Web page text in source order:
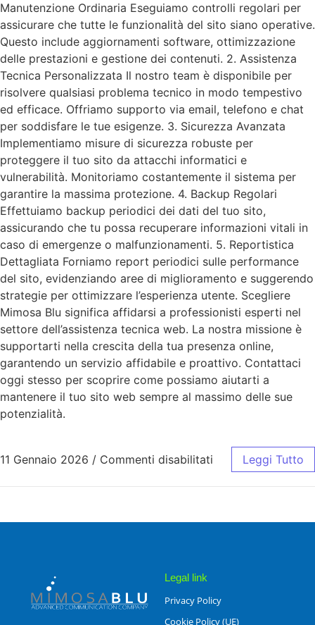
Manutenzione Ordinaria Eseguiamo controlli regolari per
assicurare che tutte le funzionalità del sito siano operative.
Questo include aggiornamenti software, ottimizzazione
delle prestazioni e gestione dei contenuti. 2. Assistenza
Tecnica Personalizzata Il nostro team è disponibile per
risolvere qualsiasi problema tecnico in modo tempestivo
ed efficace. Offriamo supporto via email, telefono e chat
per soddisfare le tue esigenze. 3. Sicurezza Avanzata
Implementiamo misure di sicurezza robuste per
proteggere il tuo sito da attacchi informatici e
vulnerabilità. Monitoriamo costantemente il sistema per
garantire la massima protezione. 4. Backup Regolari
Effettuiamo backup periodici dei dati del tuo sito,
assicurando che tu possa recuperare informazioni vitali in
caso di emergenze o malfunzionamenti. 5. Reportistica
Dettagliata Forniamo report periodici sulle performance
del sito, evidenziando aree di miglioramento e suggerendo
strategie per ottimizzare l’esperienza utente. Scegliere
Mimosa Blu significa affidarsi a professionisti esperti nel
settore dell’assistenza tecnica web. La nostra missione è
supportarti nella crescita della tua presenza online,
garantendo un servizio affidabile e proattivo. Contattaci
oggi stesso per scoprire come possiamo aiutarti a
mantenere il tuo sito web sempre al massimo delle sue
potenzialità.
11 Gennaio 2026 / Commenti disabilitati Leggi Tutto
Legal link
Privacy Policy
Cookie Policy (UE)